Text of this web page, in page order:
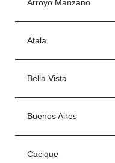
Arroyo Manzano
Atala
Bella Vista
Buenos Aires
Cacique